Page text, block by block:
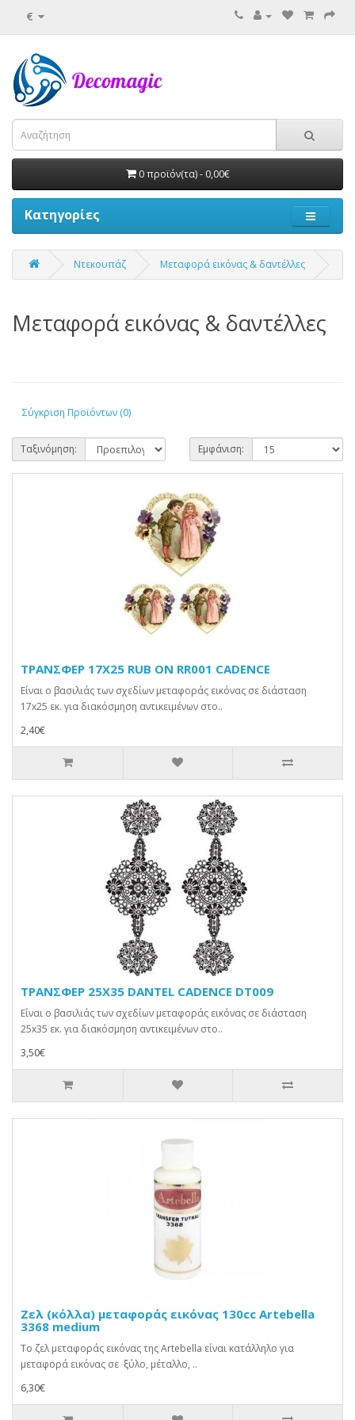
€
0 προϊόν(τα) - 0,00€
Κατηγορίες
Ντεκουπάζ Μεταφορά εικόνας & δαντέλλες
Μεταφορά εικόνας & δαντέλλες
Σύγκριση Προϊόντων (0)
Ταξινόμηση: Εμφάνιση:
TPANΣΦEP 17X25 RUB ON RR001 CADENCE
Είναι ο βασιλιάς των σχεδίων μεταφοράς εικόνας σε διάσταση
17x25 εκ. για διακόσμηση αντικειμένων στο..
2,40€
TPANΣΦEP 25X35 DANTEL CADENCE DT009
Είναι ο βασιλιάς των σχεδίων μεταφοράς εικόνας σε διάσταση
25x35 εκ. για διακόσμηση αντικειμένων στο..
3,50€
Ζελ (κόλλα) μεταφοράς εικόνας 130cc Artebella
3368 medium
Το ζελ μεταφοράς εικόνας της Artebella είναι κατάλληλο για
μεταφορά εικόνας σε ξύλο, μέταλλο, ..
6,30€